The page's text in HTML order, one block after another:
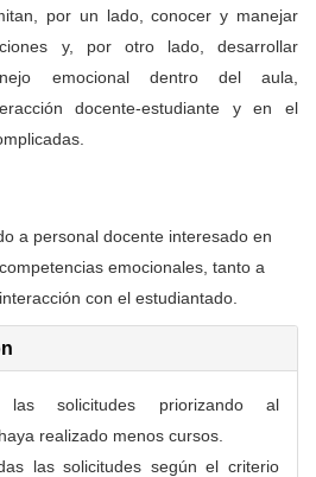
por un lado, conocer y manejar
y, por otro lado, desarrollar
emocional dentro del aula,
docente-estudiante y en el
a personal docente interesado en
emocionales, tanto a
con el estudiantado.
las solicitudes priorizando al
realizado menos cursos.
las solicitudes según el criterio